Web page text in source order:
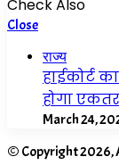
Check Also
Close
राज्य
हाईकोर्ट
होगा
March 24,
© Copyright 2026,